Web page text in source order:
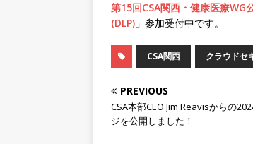
第15回CSA関西・健康医療
(DLP)」 参加受付中です。
CSA関西 クラウドセ
PREVIOUS
CSA本部CEO Jim Reavisからの
ジを公開しました！